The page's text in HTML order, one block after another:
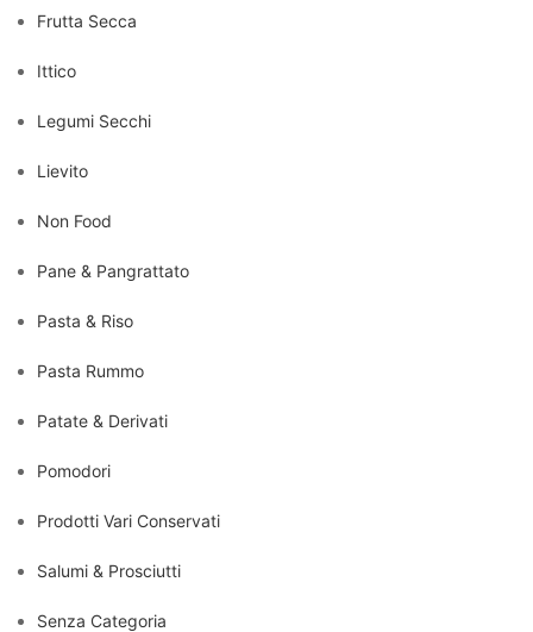
Frutta Secca
Ittico
Legumi Secchi
Lievito
Non Food
Pane & Pangrattato
Pasta & Riso
Pasta Rummo
Patate & Derivati
Pomodori
Prodotti Vari Conservati
Salumi & Prosciutti
Senza Categoria